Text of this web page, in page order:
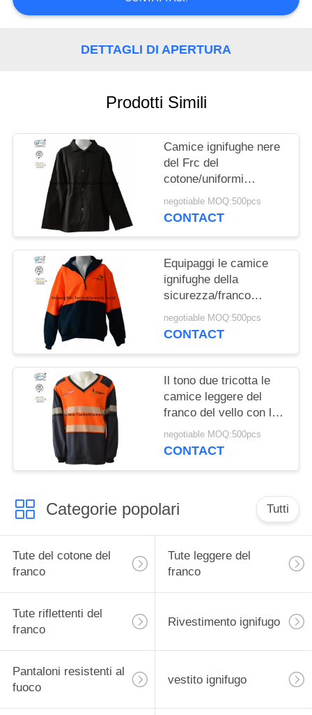
MAPPA
DETTAGLI DI APERTURA
Prodotti Simili
Camice ignifughe nere
del Frc del
cotone/uniformi
ignifughe 260gsm
negotiable MOQ:500pcs
CONTACT
Equipaggi le camice
ignifughe della
sicurezza/franco
ignifugo di camice di
lunghezza della manica
negotiable MOQ:500pcs
CONTACT
Il tono due tricotta le
camice leggere del
franco del vello con la
sicurezza riflettente del
saldatore delle bande
negotiable MOQ:500pcs
CONTACT
Categorie popolari Tutti
Tute del cotone del
franco
Tute leggere del
franco
Tute riflettenti del
franco
Rivestimento ignifugo
Pantaloni resistenti al
fuoco
vestito ignifugo